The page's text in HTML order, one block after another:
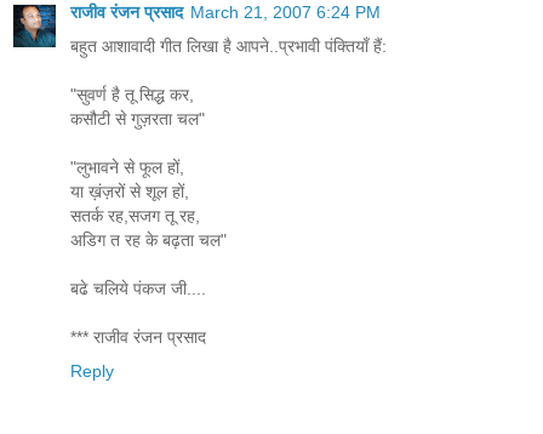
राजीव रंजन प्रसाद March 21, 2007 6:24 PM
बहुत आशावादी गीत लिखा है आपने..प्रभावी पंक्तियाँ हैं:
"सुवर्ण है तू सिद्ध कर,
कसौटी से गुज़रता चल"
"लुभावने से फूल हों,
या ख़ंज़रों से शूल हों,
सतर्क रह,सजग तू रह,
अडिग त रह के बढ़ता चल"
बढे चलिये पंकज जी....
*** राजीव रंजन प्रसाद
Reply